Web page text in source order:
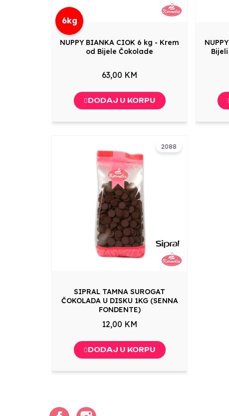
6kg
NUPPY BIANKA CIOK 6 kg - Krem
od Bijele Čokolade
63,00 KM
DODAJ U KORPU
2088
SIPRAL TAMNA SUROGAT
ČOKOLADA U DISKU 1KG (SENNA
FONDENTE)
12,00 KM
DODAJ U KORPU
Facebook